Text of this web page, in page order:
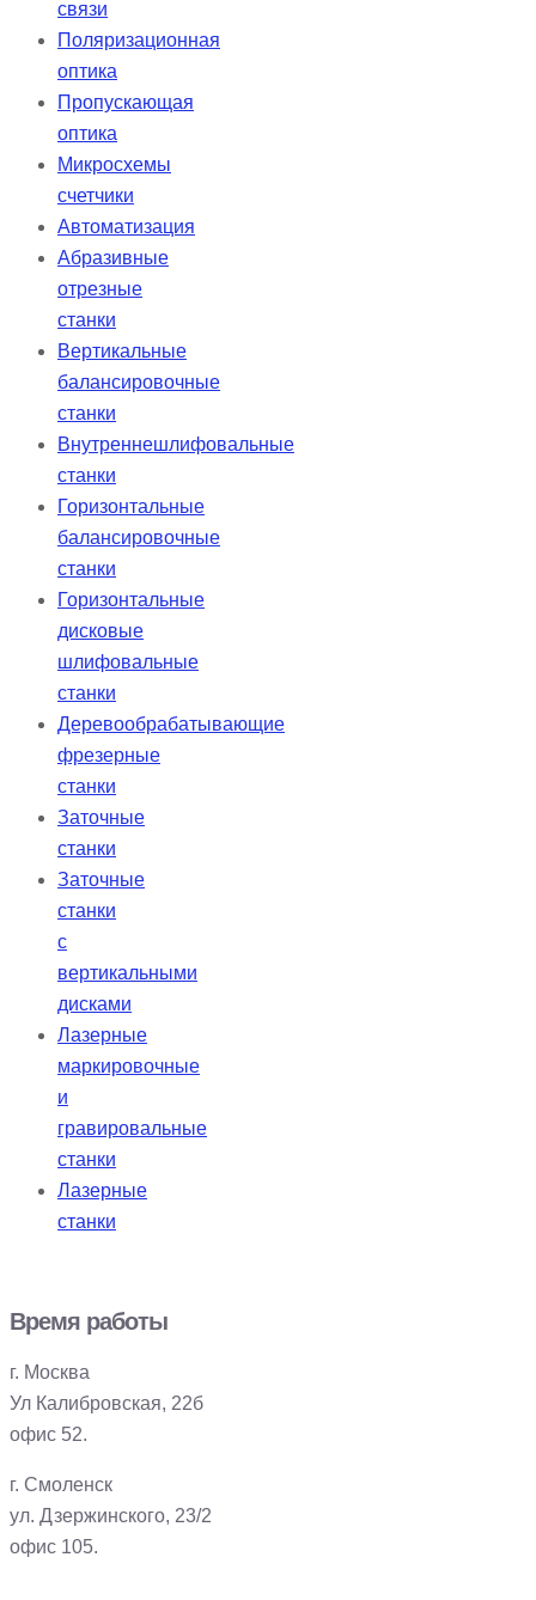
связи
Поляризационная
оптика
Пропускающая
оптика
Микросхемы
счетчики
Автоматизация
Абразивные
отрезные
станки
Вертикальные
балансировочные
станки
Внутреннешлифовальные
станки
Горизонтальные
балансировочные
станки
Горизонтальные
дисковые
шлифовальные
станки
Деревообрабатывающие
фрезерные
станки
Заточные
станки
Заточные
станки
с
вертикальными
дисками
Лазерные
маркировочные
и
гравировальные
станки
Лазерные
станки
Время работы
г. Москва
Ул Калибровская, 22б
офис 52.
г. Смоленск
ул. Дзержинского, 23/2
офис 105.